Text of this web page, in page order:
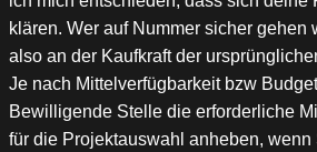
klären. Wer auf Nummer sicher gehen
also an der Kaufkraft der
Je nach Mittelverfügbarkeit bzw
Bewilligende Stelle die erforderliche
für die Projektauswahl anheben,